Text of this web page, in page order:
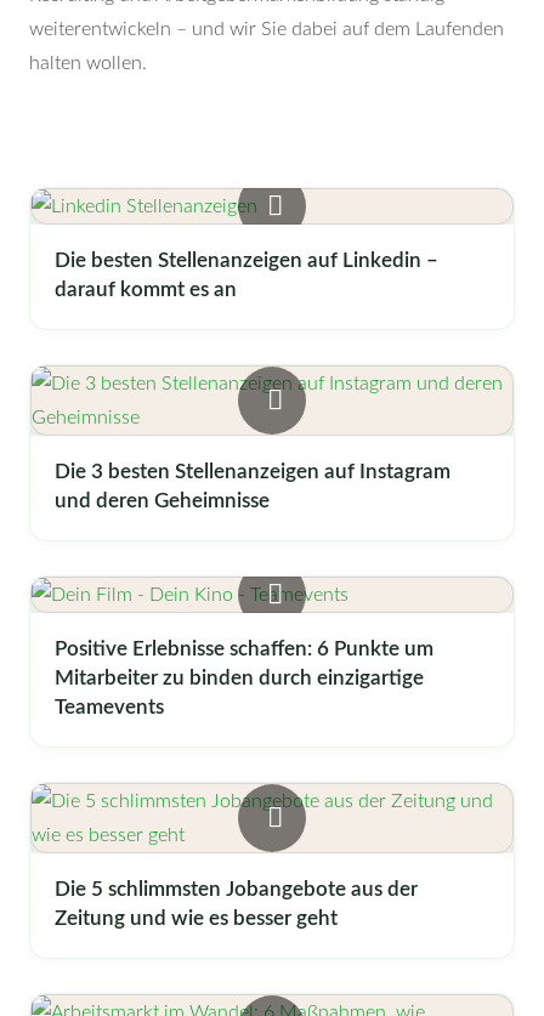
weiterentwickeln – und wir Sie dabei auf dem Laufenden
halten wollen.
Die besten Stellenanzeigen auf Linkedin –
darauf kommt es an
Die 3 besten Stellenanzeigen auf Instagram
und deren Geheimnisse
Positive Erlebnisse schaffen: 6 Punkte um
Mitarbeiter zu binden durch einzigartige
Teamevents
Die 5 schlimmsten Jobangebote aus der
Zeitung und wie es besser geht